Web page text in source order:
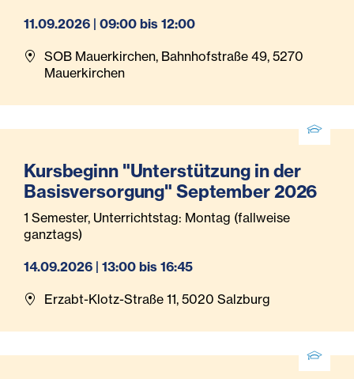
11.09.2026 | 09:00 bis 12:00
SOB Mauerkirchen, Bahnhofstraße 49, 5270
Mauerkirchen
Kursbeginn "Unterstützung in der
Basisversorgung" September 2026
1 Semester, Unterrichtstag: Montag (fallweise
ganztags)
14.09.2026 | 13:00 bis 16:45
Erzabt-Klotz-Straße 11, 5020 Salzburg